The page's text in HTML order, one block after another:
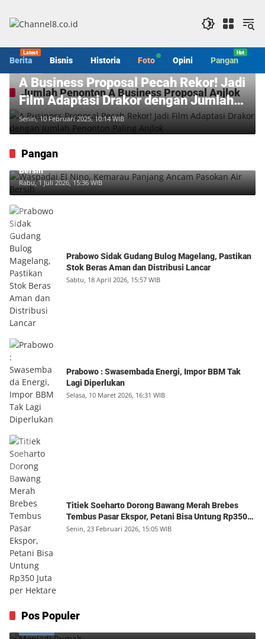
konten
Berita Bisnis Historia Foto Opini Pangan
Jumlah Penonton A Business Proposal Anjlok
A Business Proposal Pecah Rekor! Jadi
Film Adaptasi Drakor dengan Jumlah
Penonton Paling Anjlok
Senin, 10 Februari 2025, 10:14 WIB
Pangan
Waspadai El Nino, Kemarau Panjang Ancam Pasokan Air
Bersih
Rabu, 1 Juli 2026, 15:36 WIB
Prabowo Sidak Gudang Bulog Magelang, Pastikan
Stok Beras Aman dan Distribusi Lancar
Sabtu, 18 April 2026, 15:57 WIB
Prabowo : Swasembada Energi, Impor BBM Tak
Lagi Diperlukan
Selasa, 10 Maret 2026, 16:31 WIB
Titiek Soeharto Dorong Bawang Merah Brebes
Tembus Pasar Ekspor, Petani Bisa Untung Rp350
Juta per Hektare
Senin, 23 Februari 2026, 15:05 WIB
Pos Populer
1 Menjadi Rumah